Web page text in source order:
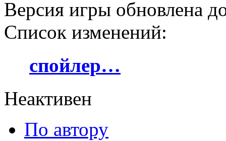
Версия игры обновлена
Список изменений:
спойлер…
Неактивен
По автору